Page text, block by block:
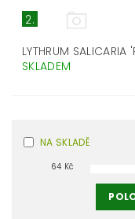
2.
LYTHRUM SALICARIA
SKLADEM
NA SKLADĚ
64 Kč